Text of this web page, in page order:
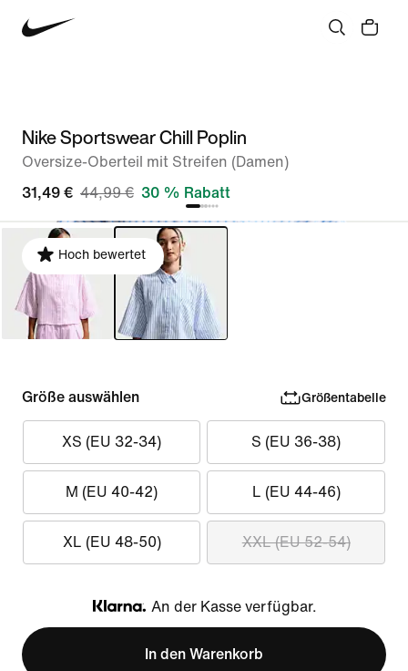
Nike Sportswear Chill Poplin
Oversize-Oberteil mit Streifen (Damen)
31,49 € 44,99 € 30 % Rabatt
Hoch bewertet
Größe auswählen Größentabelle
XS (EU 32-34) S (EU 36-38)
M (EU 40-42) L (EU 44-46)
XL (EU 48-50) XXL (EU 52-54)
Klarna
An der Kasse verfügbar.
In den Warenkorb